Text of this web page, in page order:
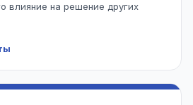
влияние на решение других